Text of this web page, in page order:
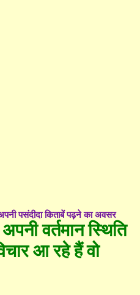
पसंदीदा किताबें पढ़ने का अवसर
वर्तमान स्थिति
आ रहे हैं वो